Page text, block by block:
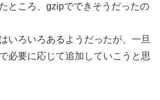
ところ、gzipでできそうだったの
いろいろあるようだったが、一旦
必要に応じて追加していこうと思